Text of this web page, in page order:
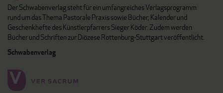
Der Schwabenverlag steht für ein umfangreiches Verlagsprogramm
rund um das Thema Pastorale Praxis sowie Bücher, Kalender und
Geschenkhefte des Künstlerpfarrers Sieger Köder. Zudem werden
Bücher und Schriften zur Diözese Rottenburg-Stuttgart veröffentlicht.
Schwabenverlag